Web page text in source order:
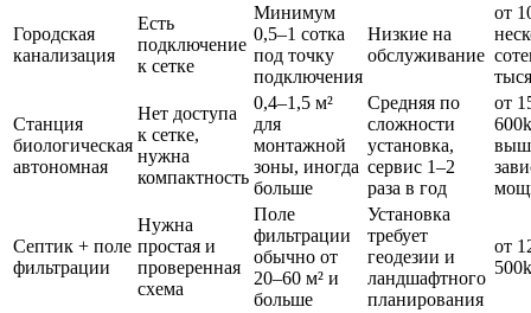
Городская
канализация
Есть
подключение
к сетке
Минимум
0,5–1 сотка
под точку
подключения
Низкие на
обслуживание
от
Станция
биологическая
автономная
Нет доступа
к сетке,
нужна
компактность
0,4–1,5 м²
для
монтажной
зоны, иногда
больше
Средняя по
сложности
установка,
сервис 1–2
раза в год
от
Септик + поле
фильтрации
Нужна
простая и
проверенная
схема
Поле
фильтрации
обычно от
20–60 м² и
больше
Установка
требует
геодезии и
ландшафтного
планирования
от
500k